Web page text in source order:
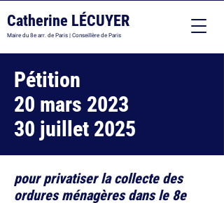
Catherine LÉCUYER
Maire du 8e arr. de Paris | Conseillère de Paris
Pétition
20 mars 2023
30 juillet 2025
pour privatiser la collecte des
ordures ménagères dans le 8e